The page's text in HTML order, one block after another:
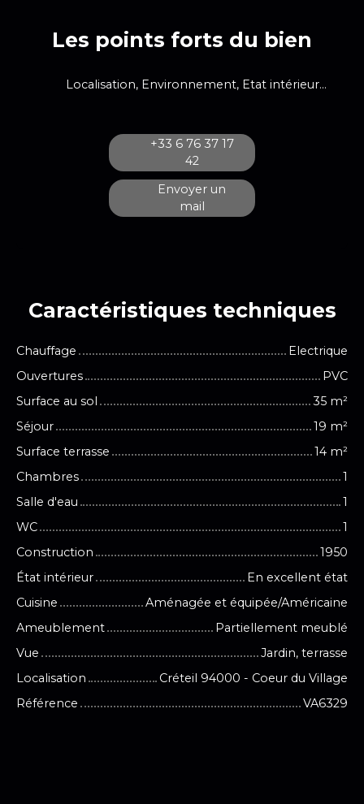
Les points forts du bien
Localisation, Environnement, Etat intérieur, Terrasse
+33 6 76 37 17
42
Envoyer un
mail
Caractéristiques techniques
Chauffage
Electrique
Ouvertures
PVC
Surface au sol
35 m²
Séjour
19 m²
Surface terrasse
14 m²
Chambres
1
Salle d'eau
1
WC
1
Construction
1950
État intérieur
En excellent état
Cuisine
Aménagée et équipée/Américaine
Ameublement
Partiellement meublé
Vue
Jardin, terrasse
Localisation
Créteil 94000 - Coeur du Village
Référence
VA6329